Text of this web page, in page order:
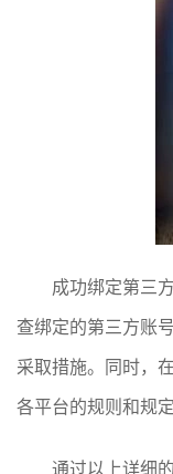
成功绑定第三
查绑定的第三方账
采取措施。同时，
各平台的规则和规
通过以上详细